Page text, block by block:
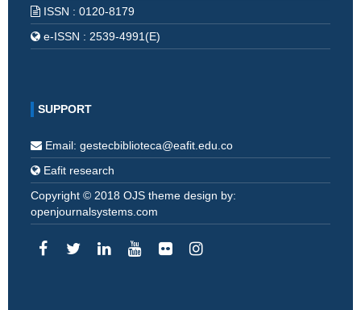
ISSN : 0120-8179
e-ISSN : 2539-4991(E)
SUPPORT
Email: gestecbiblioteca@eafit.edu.co
Eafit research
Copyright © 2018 OJS theme design by:
openjournalsystems.com